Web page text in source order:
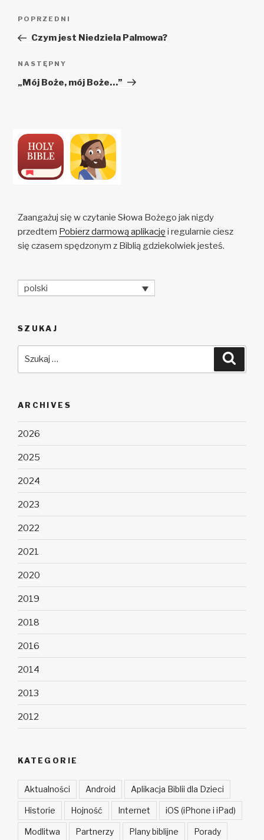
Poprzedni
wpis
POPRZEDNI
Czym jest Niedziela Palmowa?
Następny
wpis
NASTĘPNY
„Mój Boże, mój Boże…”
Zaangażuj się w czytanie Słowa Bożego jak nigdy
przedtem Pobierz darmową aplikację i regularnie ciesz
się czasem spędzonym z Biblią gdziekolwiek jesteś.
polski
SZUKAJ
ARCHIVES
2026
2025
2024
2023
2022
2021
2020
2019
2018
2016
2014
2013
2012
KATEGORIE
Aktualności Android Aplikacja Biblii dla Dzieci
Historie Hojność Internet iOS (iPhone i iPad)
Modlitwa Partnerzy Plany biblijne Porady